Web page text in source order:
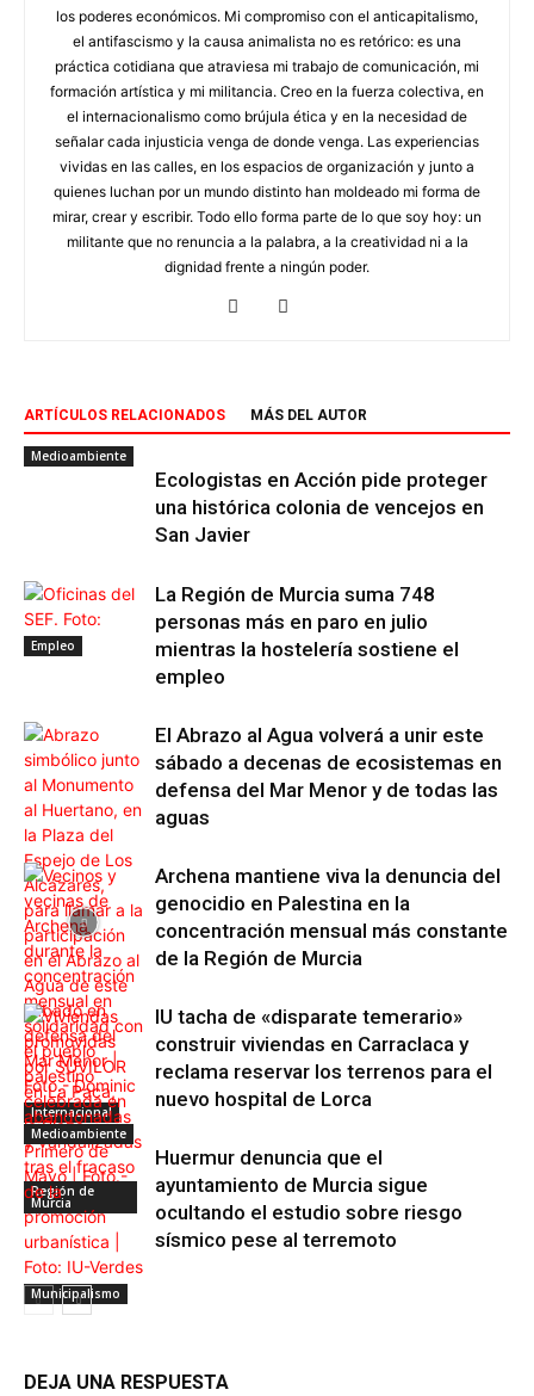
los poderes económicos. Mi compromiso con el anticapitalismo,
el antifascismo y la causa animalista no es retórico: es una
práctica cotidiana que atraviesa mi trabajo de comunicación, mi
formación artística y mi militancia. Creo en la fuerza colectiva, en
el internacionalismo como brújula ética y en la necesidad de
señalar cada injusticia venga de donde venga. Las experiencias
vividas en las calles, en los espacios de organización y junto a
quienes luchan por un mundo distinto han moldeado mi forma de
mirar, crear y escribir. Todo ello forma parte de lo que soy hoy: un
militante que no renuncia a la palabra, a la creatividad ni a la
dignidad frente a ningún poder.
ARTÍCULOS RELACIONADOS MÁS DEL AUTOR
Medioambiente
Ecologistas en Acción pide proteger
una histórica colonia de vencejos en
San Javier
Empleo
La Región de Murcia suma 748
personas más en paro en julio
mientras la hostelería sostiene el
empleo
Internacional
El Abrazo al Agua volverá a unir este
sábado a decenas de ecosistemas en
defensa del Mar Menor y de todas las
aguas
Región de
Murcia
Archena mantiene viva la denuncia del
genocidio en Palestina en la
concentración mensual más constante
de la Región de Murcia
Municipalismo
IU tacha de «disparate temerario»
construir viviendas en Carraclaca y
reclama reservar los terrenos para el
nuevo hospital de Lorca
Medioambiente
Huermur denuncia que el
ayuntamiento de Murcia sigue
ocultando el estudio sobre riesgo
sísmico pese al terremoto
DEJA UNA RESPUESTA